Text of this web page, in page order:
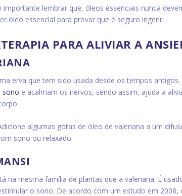
importante lembrar que, óleos essenciais nunca
óleo essencial para provar que é seguro ingerir.
PARA ALIVIAR A
erva que tem sido usada desde os tempos
sono e acalmam os nervos, sendo assim, ajuda a
algumas gotas de óleo de valeriana a um
sono ou relaxado.
na mesma família de plantas que a valeriana. É
o sono. De acordo com um estudo em 2008,